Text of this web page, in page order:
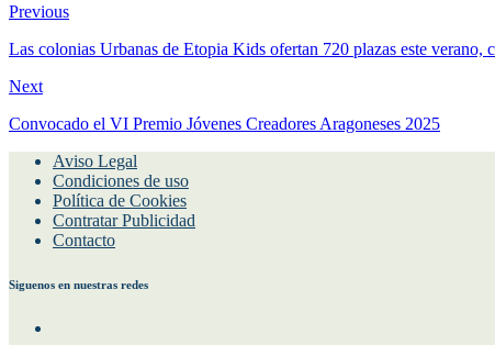
Previous
Las colonias Urbanas de Etopia Kids ofertan 720 plazas este
Next
Convocado el VI Premio Jóvenes Creadores Aragoneses 2025
Aviso Legal
Condiciones de uso
Política de Cookies
Contratar Publicidad
Contacto
Siguenos en nuestras redes